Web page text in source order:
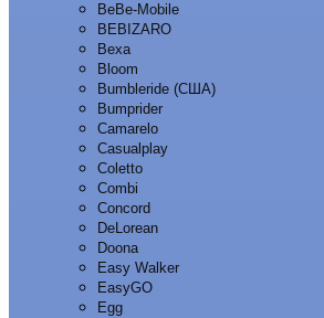
BeBe-Mobile
BEBIZARO
Bexa
Bloom
Bumbleride (США)
Bumprider
Camarelo
Casualplay
Coletto
Combi
Concord
DeLorean
Doona
Easy Walker
EasyGO
Egg